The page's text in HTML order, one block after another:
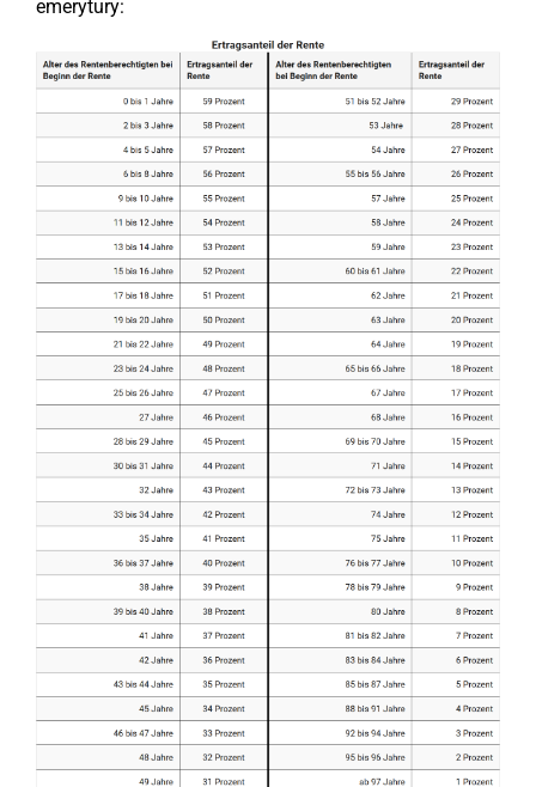
emerytury: